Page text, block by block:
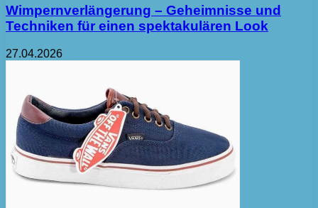
Wimpernverlängerung – Geheimnisse und
Techniken für einen spektakulären Look
27.04.2026